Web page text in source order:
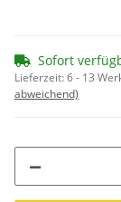
Sofort
Lieferzeit:6 - 13
abweichend)